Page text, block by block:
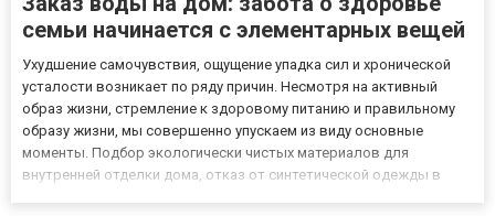
семьи начинается с элементарных вещей
Ухудшение самочувствия, ощущение упадка сил и хронической
усталости возникает по ряду причин. Несмотря на активный
образ жизни, стремление к здоровому питанию и правильному
образу жизни, мы совершенно упускаем из виду основные
моменты. Подбор экологически чистых материалов для
внутренней отделки дома, отказ от синтетической одежды в